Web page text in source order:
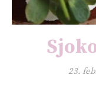
23.